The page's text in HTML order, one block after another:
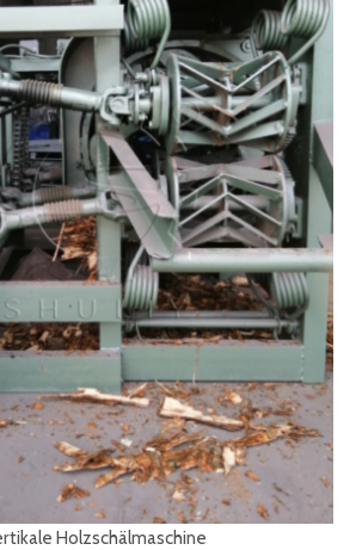
Holzschälmaschine